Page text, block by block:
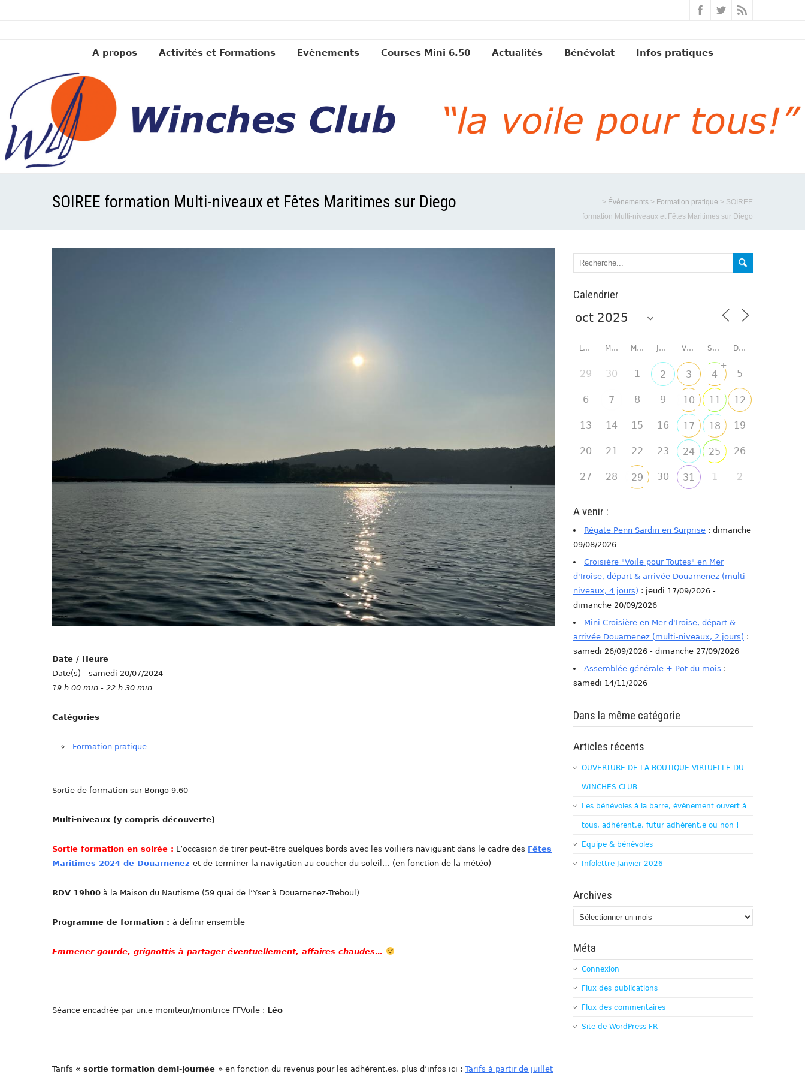
A propos Activités et Formations Evènements Courses Mini 6.50 Actualités Bénévolat Infos pratiques
SOIREE formation Multi-niveaux et Fêtes Maritimes sur Diego > Évènements > Formation pratique > SOIREE
formation Multi-niveaux et Fêtes Maritimes sur Diego
-
Date / Heure
Date(s) - samedi 20/07/2024
19 h 00 min - 22 h 30 min
Catégories
Formation pratique
Sortie de formation sur Bongo 9.60
Multi-niveaux (y compris découverte)
Sortie formation en soirée : L’occasion de tirer peut-être quelques bords avec les voiliers naviguant dans le cadre des Fêtes
Maritimes 2024 de Douarnenez et de terminer la navigation au coucher du soleil… (en fonction de la météo)
RDV 19h00 à la Maison du Nautisme (59 quai de l’Yser à Douarnenez-Treboul)
Programme de formation : à définir ensemble
Emmener gourde, grignottis à partager éventuellement, affaires chaudes…
Séance encadrée par un.e moniteur/monitrice FFVoile : Léo
Tarifs « sortie formation demi-journée » en fonction du revenus pour les adhérent.es, plus d’infos ici : Tarifs à partir de juillet
Calendrier
LUNDI MARDI MERCREDI JEUDI VENDREDI SAMEDI DIMANCHE
29 30 1 2 3 4
+
5
6 7 8 9 10 11 12
13 14 15 16 17 18 19
20 21 22 23 24 25 26
27 28 29 30 31 1 2
A venir :
Régate Penn Sardin en Surprise : dimanche
09/08/2026
Croisière "Voile pour Toutes" en Mer
d'Iroise, départ & arrivée Douarnenez (multi-
niveaux, 4 jours) : jeudi 17/09/2026 -
dimanche 20/09/2026
Mini Croisière en Mer d'Iroise, départ &
arrivée Douarnenez (multi-niveaux, 2 jours) :
samedi 26/09/2026 - dimanche 27/09/2026
Assemblée générale + Pot du mois :
samedi 14/11/2026
Dans la même catégorie
Articles récents
OUVERTURE DE LA BOUTIQUE VIRTUELLE DU
WINCHES CLUB
Les bénévoles à la barre, évènement ouvert à
tous, adhérent.e, futur adhérent.e ou non !
Equipe & bénévoles
Infolettre Janvier 2026
Archives
Archives
Méta
Connexion
Flux des publications
Flux des commentaires
Site de WordPress-FR